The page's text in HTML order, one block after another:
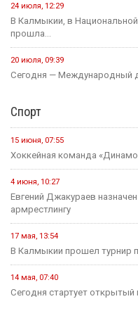
24 июля, 12:29
В Калмыкии, в
прошла...
20 июля, 09:39
Сегодня — Международный
Спорт
15 июня, 07:55
Хоккейная команда
4 июня, 10:27
Евгений Джакураев
армрестлингу
17 мая, 13:54
В Калмыкии прошел турнир
14 мая, 07:40
Сегодня стартует открытый